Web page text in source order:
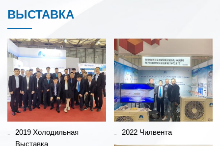
ВЫСТАВКА
2019 Холодильная
Выставка
2022 Чилвента